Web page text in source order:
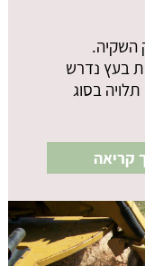
השקיה.
בעץ נדרש
תלויה בסוג
קריאה